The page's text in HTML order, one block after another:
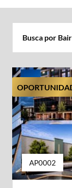
Busca por
AP0002